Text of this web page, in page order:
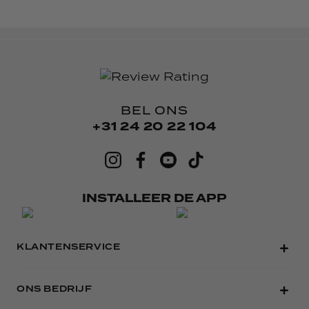
BEL ONS
+31 24 20 22 104
INSTALLEER DE APP
KLANTENSERVICE
ONS BEDRIJF